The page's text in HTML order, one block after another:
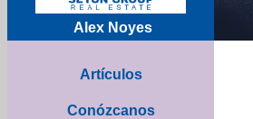
Alex Noyes
Artículos
Conózcanos